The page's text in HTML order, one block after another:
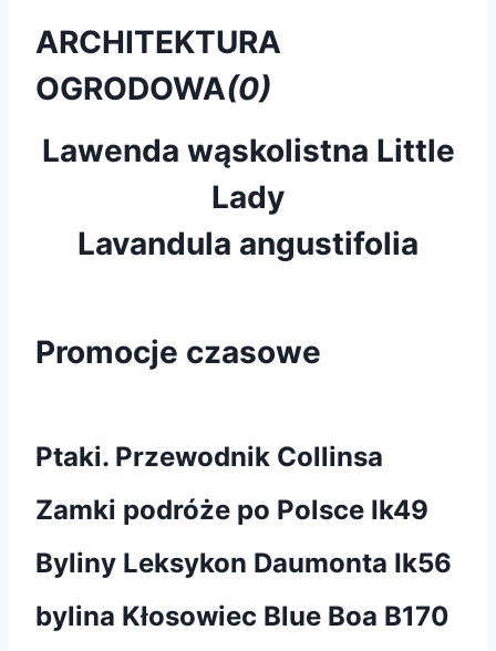
ARCHITEKTURA
OGRODOWA(0)
Lawenda wąskolistna Little
Lady
Lavandula angustifolia
Promocje czasowe
Ptaki. Przewodnik Collinsa
Zamki podróże po Polsce Ik49
Byliny Leksykon Daumonta Ik56
bylina Kłosowiec Blue Boa B170